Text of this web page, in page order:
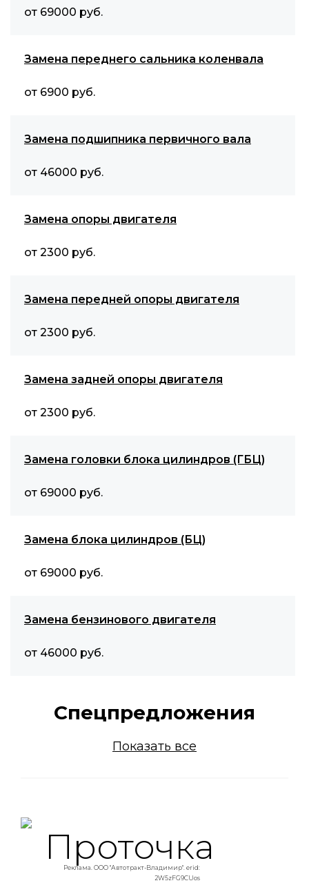
от 69000 руб.
Замена переднего сальника коленвала
от 6900 руб.
Замена подшипника первичного вала
от 46000 руб.
Замена опоры двигателя
от 2300 руб.
Замена передней опоры двигателя
от 2300 руб.
Замена задней опоры двигателя
от 2300 руб.
Замена головки блока цилиндров (ГБЦ)
от 69000 руб.
Замена блока цилиндров (БЦ)
от 69000 руб.
Замена бензинового двигателя
от 46000 руб.
Спецпредложения
Показать все
Реклама. ООО "Автотракт-Владимир". erid:
2W5zFG9CUos